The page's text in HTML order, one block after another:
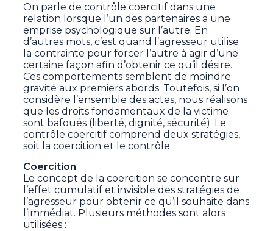
On parle de contrôle coercitif dans une
relation lorsque l’un des partenaires a une
emprise psychologique sur l’autre. En
d’autres mots, c’est quand l’agresseur utilise
la contrainte pour forcer l’autre à agir d’une
certaine façon afin d’obtenir ce qu’il désire.
Ces comportements semblent de moindre
gravité aux premiers abords. Toutefois, si l’on
considère l’ensemble des actes, nous réalisons
que les droits fondamentaux de la victime
sont bafoués (liberté, dignité, sécurité). Le
contrôle coercitif comprend deux stratégies,
soit la coercition et le contrôle.
Coercition
Le concept de la coercition se concentre sur
l’effet cumulatif et invisible des stratégies de
l’agresseur pour obtenir ce qu’il souhaite dans
l’immédiat. Plusieurs méthodes sont alors
utilisées :